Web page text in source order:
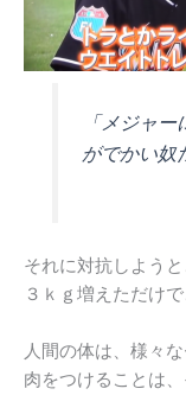
「メジャ
がでかい奴
それに対抗しよう
３ｋｇ増えただけ
人間の体は、様々
肉をつけることは